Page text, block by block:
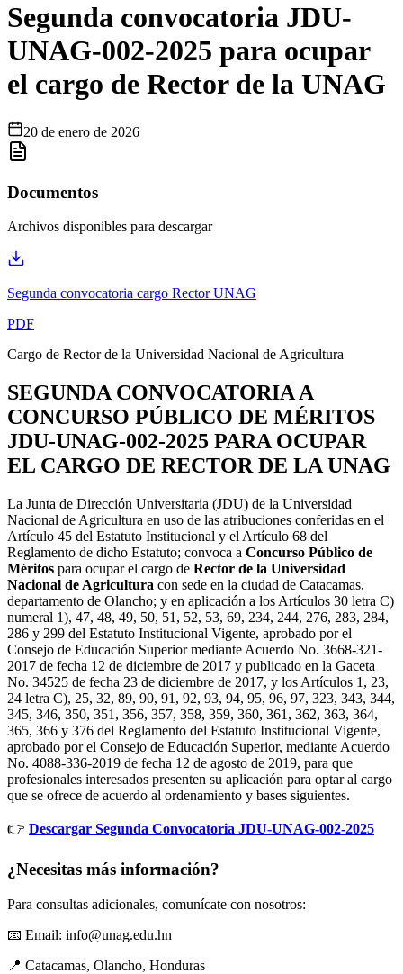
Segunda convocatoria JDU-
UNAG-002-2025 para ocupar
el cargo de Rector de la UNAG
20 de enero de 2026
Documentos
Archivos disponibles para descargar
Segunda convocatoria cargo Rector UNAG
PDF
Cargo de Rector de la Universidad Nacional de Agricultura
SEGUNDA CONVOCATORIA A
CONCURSO PÚBLICO DE MÉRITOS
JDU-UNAG-002-2025 PARA OCUPAR
EL CARGO DE RECTOR DE LA UNAG
La Junta de Dirección Universitaria (JDU) de la Universidad
Nacional de Agricultura en uso de las atribuciones conferidas en el
Artículo 45 del Estatuto Institucional y el Artículo 68 del
Reglamento de dicho Estatuto; convoca a Concurso Público de
Méritos para ocupar el cargo de Rector de la Universidad
Nacional de Agricultura con sede en la ciudad de Catacamas,
departamento de Olancho; y en aplicación a los Artículos 30 letra C)
numeral 1), 47, 48, 49, 50, 51, 52, 53, 69, 234, 244, 276, 283, 284,
286 y 299 del Estatuto Institucional Vigente, aprobado por el
Consejo de Educación Superior mediante Acuerdo No. 3668-321-
2017 de fecha 12 de diciembre de 2017 y publicado en la Gaceta
No. 34525 de fecha 23 de diciembre de 2017, y los Artículos 1, 23,
24 letra C), 25, 32, 89, 90, 91, 92, 93, 94, 95, 96, 97, 323, 343, 344,
345, 346, 350, 351, 356, 357, 358, 359, 360, 361, 362, 363, 364,
365, 366 y 376 del Reglamento del Estatuto Institucional Vigente,
aprobado por el Consejo de Educación Superior, mediante Acuerdo
No. 4088-336-2019 de fecha 12 de agosto de 2019, para que
profesionales interesados presenten su aplicación para optar al cargo
que se ofrece de acuerdo al ordenamiento y bases siguientes.
👉 Descargar Segunda Convocatoria JDU-UNAG-002-2025
¿Necesitas más información?
Para consultas adicionales, comunícate con nosotros:
📧 Email: info@unag.edu.hn
📍 Catacamas, Olancho, Honduras